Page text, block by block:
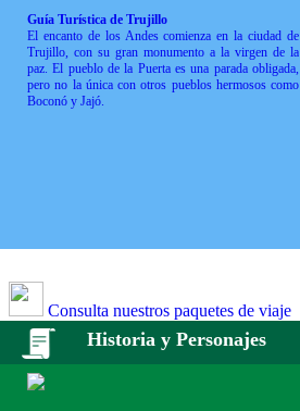
Guía Turística de Trujillo
El encanto de los Andes comienza en la ciudad de
Trujillo, con su gran monumento a la virgen de la
paz. El pueblo de la Puerta es una parada obligada,
pero no la única con otros pueblos hermosos como
Boconó y Jajó.
Consulta nuestros paquetes de viaje
Historia y Personajes